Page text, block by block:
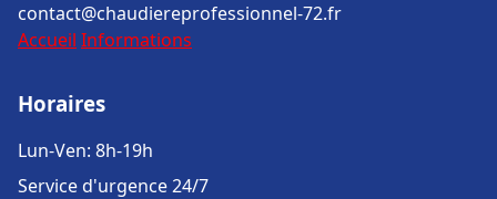
contact@chaudiereprofessionnel-72.fr
Accueil Informations
Horaires
Lun-Ven: 8h-19h
Service d'urgence 24/7